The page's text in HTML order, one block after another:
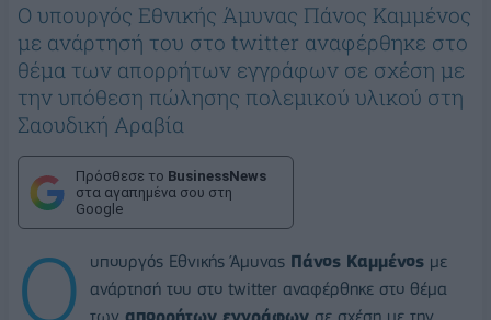
O υπουργός Εθνικής Άμυνας Πάνος Καμμένος
με ανάρτησή του στο twitter αναφέρθηκε στο
θέμα των απορρήτων εγγράφων σε σχέση με
την υπόθεση πώλησης πολεμικού υλικού στη
Σαουδική Αραβία
Πρόσθεσε το BusinessNews
στα αγαπημένα σου στη
Google
O υπουργός Εθνικής Άμυνας Πάνος Καμμένος με
ανάρτησή του στο twitter αναφέρθηκε στο θέμα